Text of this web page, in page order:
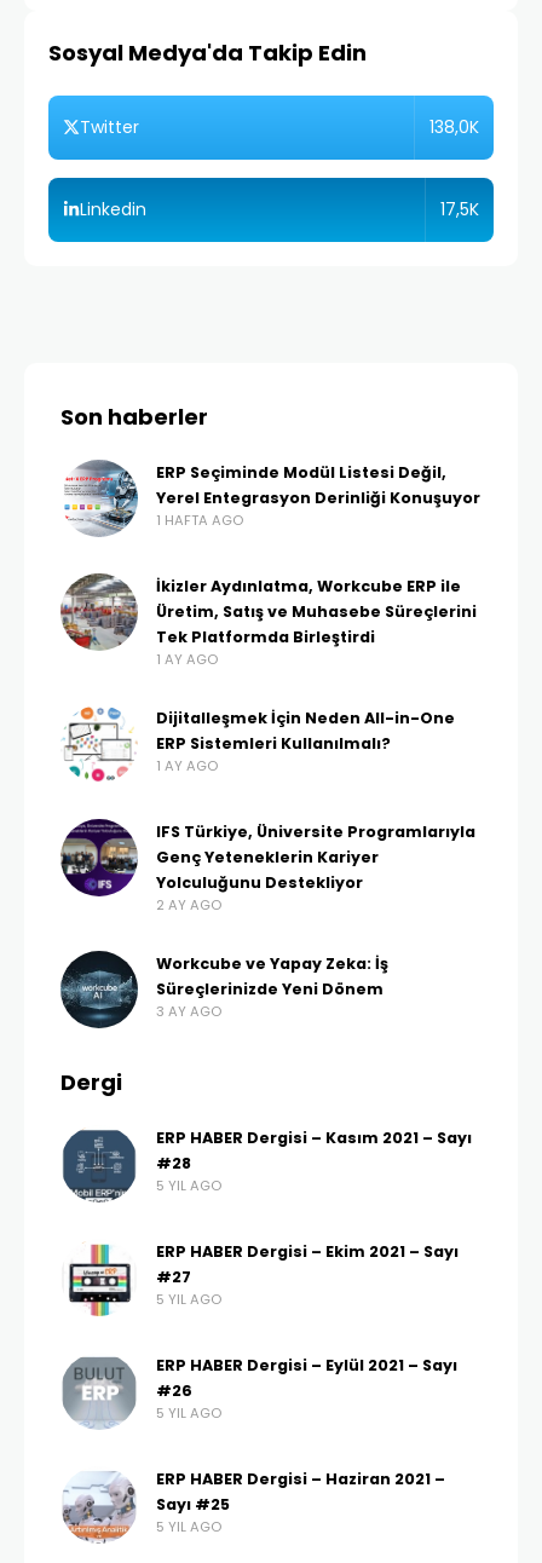
Sosyal Medya'da Takip Edin
Twitter 138,0K
Linkedin 17,5K
Son haberler
ERP Seçiminde Modül Listesi Değil,
Yerel Entegrasyon Derinliği Konuşuyor
1 HAFTA AGO
İkizler Aydınlatma, Workcube ERP ile
Üretim, Satış ve Muhasebe Süreçlerini
Tek Platformda Birleştirdi
1 AY AGO
Dijitalleşmek İçin Neden All-in-One
ERP Sistemleri Kullanılmalı?
1 AY AGO
IFS Türkiye, Üniversite Programlarıyla
Genç Yeteneklerin Kariyer
Yolculuğunu Destekliyor
2 AY AGO
Workcube ve Yapay Zeka: İş
Süreçlerinizde Yeni Dönem
3 AY AGO
Dergi
ERP HABER Dergisi – Kasım 2021 – Sayı
#28
5 YIL AGO
ERP HABER Dergisi – Ekim 2021 – Sayı
#27
5 YIL AGO
ERP HABER Dergisi – Eylül 2021 – Sayı
#26
5 YIL AGO
ERP HABER Dergisi – Haziran 2021 –
Sayı #25
5 YIL AGO